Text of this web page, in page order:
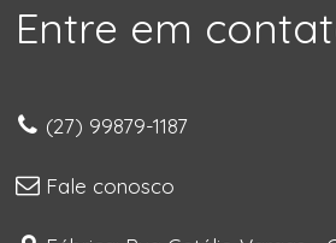
Entre em
(27) 99879-1187
Fale conosco